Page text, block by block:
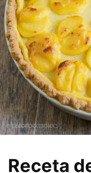
Receta